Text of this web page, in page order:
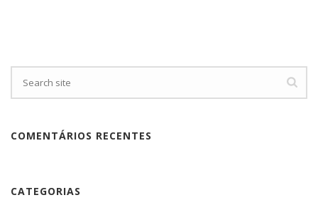
COMENTÁRIOS RECENTES
CATEGORIAS